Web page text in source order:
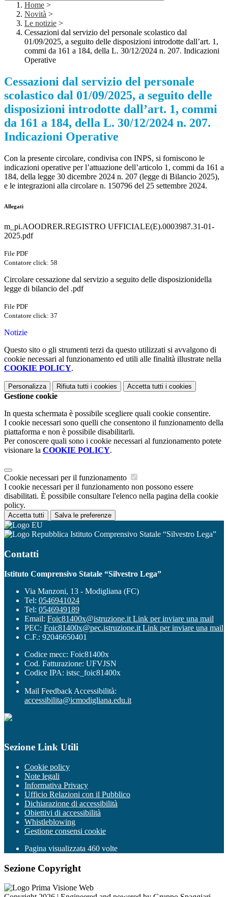
Home >
Novità >
Le notizie >
Cessazioni dal servizio del personale scolastico dal
01/09/2025, a seguito delle disposizioni introdotte dall’art. 1,
commi da 161 a 184, della L. 30/12/2024 n. 207. Indicazioni
Operative
Cessazioni dal servizio del personale
scolastico dal 01/09/2025, a seguito delle
disposizioni introdotte dall’art. 1, commi
da 161 a 184, della L. 30/12/2024 n. 207.
Indicazioni Operative
Con la presente circolare, condivisa con INPS, si forniscono le
indicazioni operative per l’attuazione dell’articolo 1, commi da 161 a
184, della legge 30 dicembre 2024 n. 207 (legge di Bilancio 2025),
e le integrazioni alla circolare n. 150796 del 25 settembre 2024.
Allegati
m_pi.AOODRER.REGISTRO UFFICIALE(E).0003987.31-01-
2025.pdf
File PDF
Contatore click: 58
Circolare cessazione dal servizio a seguito delle disposizionidella
legge di bilancio del .pdf
File PDF
Contatore click: 37
Notizie
Questo sito o gli strumenti terzi da questo utilizzati si avvalgono di
cookie necessari al funzionamento ed utili alle finalità illustrate nella
COOKIE POLICY.
Personalizza Rifiuta tutti i cookies Accetta tutti i cookies
Gestione cookie
In questa schermata è possibile scegliere quali cookie consentire.
I cookie necessari sono quelli che consentono il funzionamento della
piattaforma e non è possibile disabilitarli.
Per conoscere quali sono i cookie necessari al funzionamento potete
visionare la COOKIE POLICY.
Cookie necessari per il funzionamento
I cookie necessari per il funzionamento non possono essere
disabilitati. È possibile consultare l'elenco nella pagina della cookie
policy.
Accetta tutti Salva le preferenze
Istituto Comprensivo Statale “Silvestro Lega”
Contatti
Istituto Comprensivo Statale “Silvestro Lega”
Via Manzoni, 13 - Modigliana (FC)
Tel: 0546941024
Tel: 0546949189
Email: Foic81400x@istruzione.it Link per inviare una mail
PEC: Foic81400x@pec.istruzione.it Link per inviare una mail
C.F.: 92046650401
Codice mecc: Foic81400x
Cod. Fatturazione: UFVJSN
Codice IPA: istsc_foic81400x
Mail Feedback Accessibilità:
accessibilita@icmodigliana.edu.it
Sezione Link Utili
Cookie policy
Note legali
Informativa Privacy
Ufficio Relazioni con il Pubblico
Dichiarazione di accessibilità
Obiettivi di accessibilità
Whistleblowing
Gestione consensi cookie
Pagina visualizzata 460 volte
Sezione Copyright